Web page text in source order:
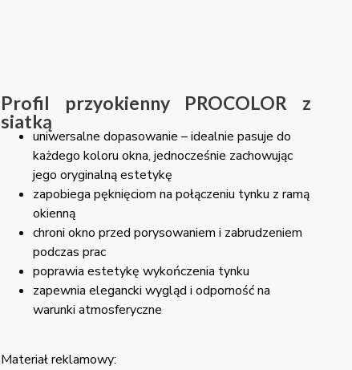
Profil przyokienny PROCOLOR z
siatką
uniwersalne dopasowanie – idealnie pasuje do
każdego koloru okna, jednocześnie zachowując
jego oryginalną estetykę
zapobiega pęknięciom na połączeniu tynku z ramą
okienną
chroni okno przed porysowaniem i zabrudzeniem
podczas prac
poprawia estetykę wykończenia tynku
zapewnia elegancki wygląd i odporność na
warunki atmosferyczne
Materiał reklamowy: